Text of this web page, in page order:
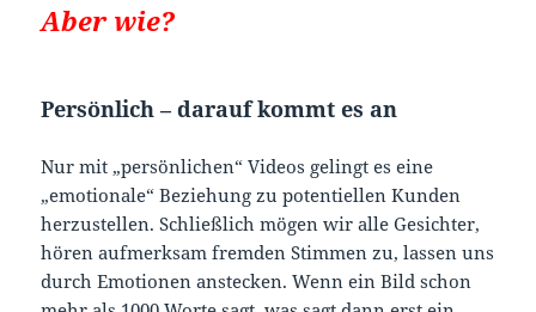
Aber wie?
Persönlich – darauf kommt es an
Nur mit „persönlichen“ Videos gelingt es eine
„emotionale“ Beziehung zu potentiellen Kunden
herzustellen. Schließlich mögen wir alle Gesichter,
hören aufmerksam fremden Stimmen zu, lassen uns
durch Emotionen anstecken. Wenn ein Bild schon